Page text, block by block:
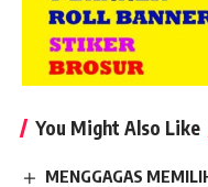
You Might Also Like
MENGGAGAS